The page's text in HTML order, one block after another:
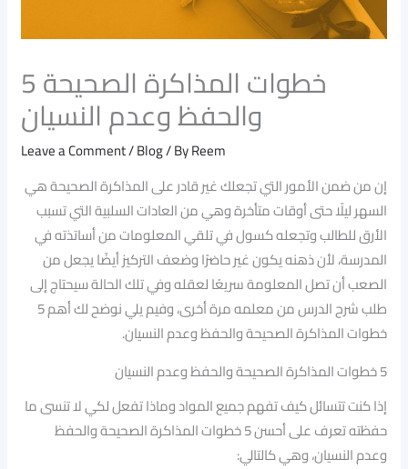
5 خطوات المذاكرة الصحيحة
والحفظ وعدم النسيان
Leave a Comment/Blog/ ByReem
إن من ضمن الأمور التي تجعلك غير قادر على المذاكرة الصحيحة هي
السهر ليلًا حتى أوقات متأخرة وهي من العادات السلبية التي تسبب
الأرق للطالب وتجعله كسول في تلقي المعلومات من أساتذته في
المدرسة، لأن ذهنه يكون غير حاضرًا وضعف التركيز أيضًا يجعل من
الصعب أن تصل المعلومة سريعًا لعقله وفي تلك الحالة سيحتاج إلى
طلب شرح الدرس من معلمه مرة أخرى، وفيم يلي نوضح لك أهم 5
خطوات المذاكرة الصحيحة والحفظ وعدم النسيان.
5 خطوات المذاكرة الصحيحة والحفظ وعدم النسيان
إذا كنت تتسائل كيف تفهم جميع المواد وماذا تفعل لكي لا تنسى ما
حفظته تعرف على أحسن 5 خطوات المذاكرة الصحيحة والحفظ
وعدم النسيان، وهي كالتالي: